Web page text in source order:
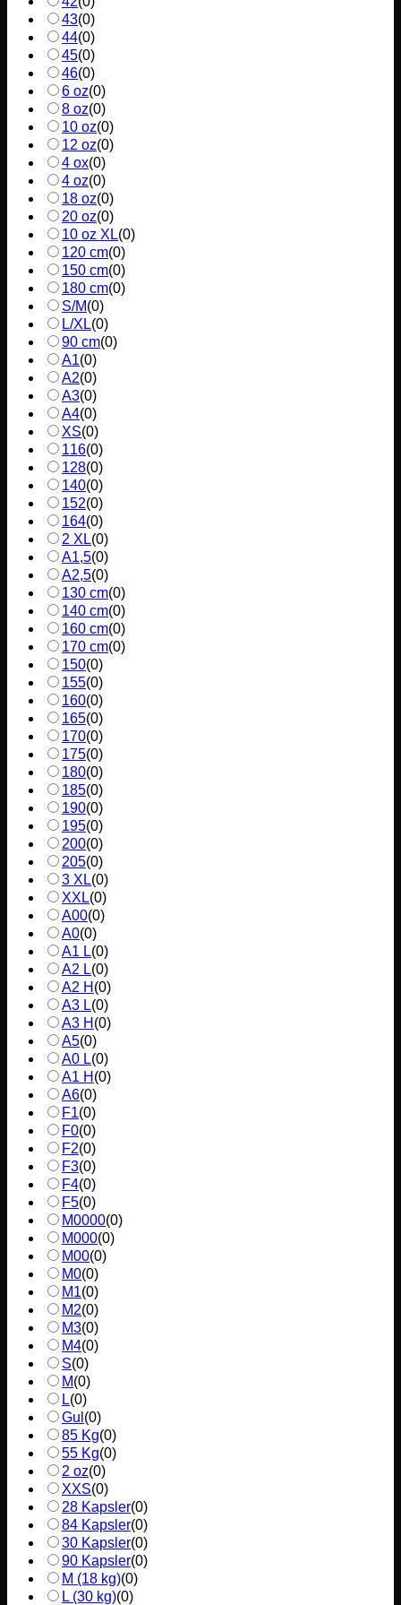
43(0)
44(0)
45(0)
46(0)
6 oz(0)
8 oz(0)
10 oz(0)
12 oz(0)
4 ox(0)
4 oz(0)
18 oz(0)
20 oz(0)
10 oz XL(0)
120 cm(0)
150 cm(0)
180 cm(0)
S/M(0)
L/XL(0)
90 cm(0)
A1(0)
A2(0)
A3(0)
A4(0)
XS(0)
116(0)
128(0)
140(0)
152(0)
164(0)
2 XL(0)
A1,5(0)
A2,5(0)
130 cm(0)
140 cm(0)
160 cm(0)
170 cm(0)
150(0)
155(0)
160(0)
165(0)
170(0)
175(0)
180(0)
185(0)
190(0)
195(0)
200(0)
205(0)
3 XL(0)
XXL(0)
A00(0)
A0(0)
A1 L(0)
A2 L(0)
A2 H (0)
A3 L(0)
A3 H (0)
A5(0)
A0 L(0)
A1 H (0)
A6(0)
F1(0)
F0(0)
F2(0)
F3(0)
F4(0)
F5(0)
M0000(0)
M000(0)
M00(0)
M0(0)
M1(0)
M2(0)
M3(0)
M4(0)
S(0)
M(0)
L(0)
Gul (0)
85 Kg(0)
55 Kg(0)
2 oz(0)
XXS(0)
28 Kapsler(0)
84 Kapsler(0)
30 Kapsler(0)
90 Kapsler(0)
M (18 kg)(0)
L (30 kg)(0)